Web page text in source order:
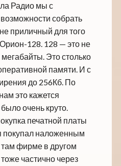
Радио мы с
собрать
приличный для того
128. 128 — это не
Это столько
памяти. И с
до 256Кб. По
это кажется
очень круто.
печатной платы
покупал наложенным
фирме в другом
частично через